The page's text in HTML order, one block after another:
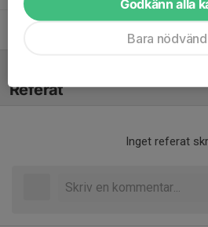
Referat
Inget referat
Godkänn alla
Bara